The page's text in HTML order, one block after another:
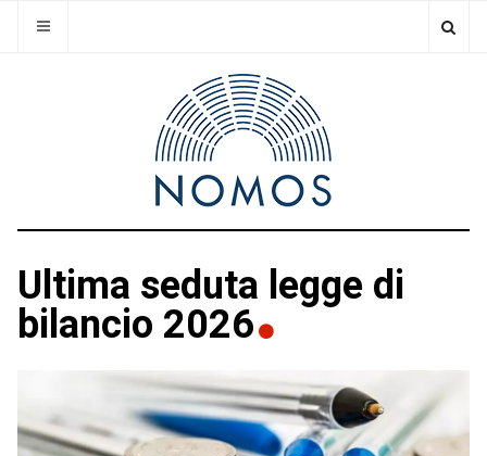
Ultima seduta legge di
bilancio 2026